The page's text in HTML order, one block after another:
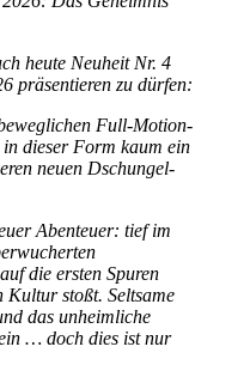
heute Neuheit Nr. 4
präsentieren zu dürfen:
Full-Motion-
dieser Form kaum ein
neuen Dschungel-
Abenteuer: tief im
die ersten Spuren
Kultur stoßt. Seltsame
das unheimliche
… doch dies ist nur